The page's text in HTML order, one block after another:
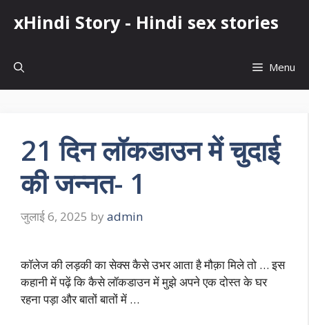
xHindi Story - Hindi sex stories
Menu
21 दिन लॉकडाउन में चुदाई
की जन्नत- 1
जुलाई 6, 2025 by admin
कॉलेज की लड़की का सेक्स कैसे उभर आता है मौक़ा मिले तो … इस
कहानी में पढ़ें कि कैसे लॉकडाउन में मुझे अपने एक दोस्त के घर
रहना पड़ा और बातों बातों में …